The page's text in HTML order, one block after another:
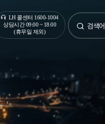
LH 콜센터 1600-1004
상담시간 09:00 ~ 18:00
(휴무일 제외)
통합검색
검색